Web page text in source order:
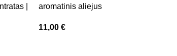
|
aromatinis aliejus
11,00 €